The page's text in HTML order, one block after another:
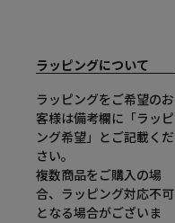
ラッピングについて
ラッピングをご希望のお
客様は備考欄に「ラッピ
ング希望」とご記載くだ
さい。
複数商品をご購入の場
合、ラッピング対応不可
となる場合がございま